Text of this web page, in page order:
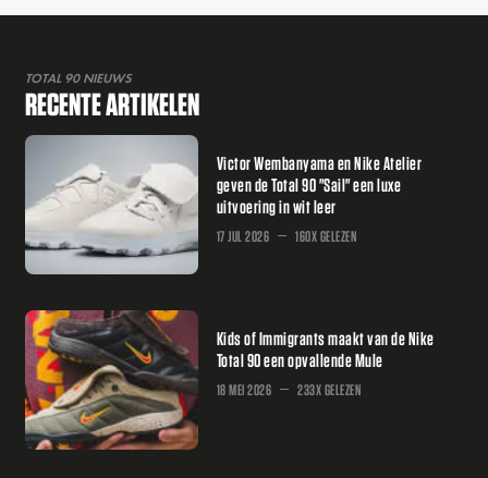
TOTAL 90 NIEUWS
RECENTE ARTIKELEN
Victor Wembanyama en Nike Atelier
geven de Total 90 "Sail" een luxe
uitvoering in wit leer
17 JUL 2026 160X GELEZEN
Kids of Immigrants maakt van de Nike
Total 90 een opvallende Mule
18 MEI 2026 233X GELEZEN